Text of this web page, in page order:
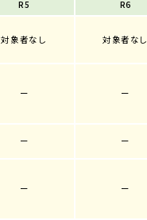
R5
R6
対象者なし 対象者なし
ー ー
ー ー
ー ー